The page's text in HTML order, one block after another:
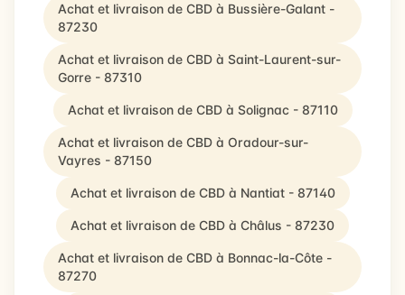
Achat et livraison de CBD à Bussière-Galant -
87230
Achat et livraison de CBD à Saint-Laurent-sur-
Gorre - 87310
Achat et livraison de CBD à Solignac - 87110
Achat et livraison de CBD à Oradour-sur-
Vayres - 87150
Achat et livraison de CBD à Nantiat - 87140
Achat et livraison de CBD à Châlus - 87230
Achat et livraison de CBD à Bonnac-la-Côte -
87270